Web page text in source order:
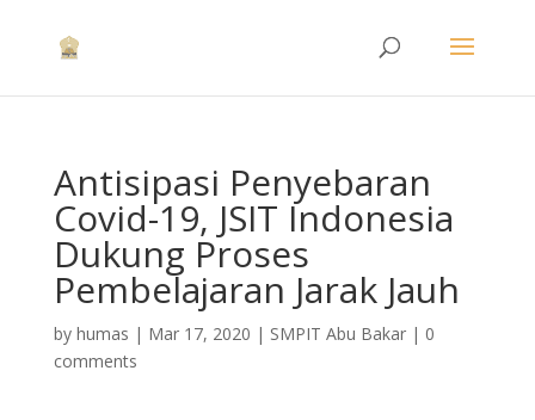
Antisipasi Penyebaran
Covid-19, JSIT Indonesia
Dukung Proses
Pembelajaran Jarak Jauh
by humas | Mar 17, 2020 | SMPIT Abu Bakar| 0
comments